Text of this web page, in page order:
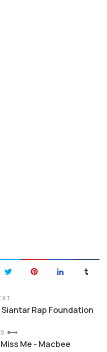
Siantar Rap Foundation
Me - Macbee